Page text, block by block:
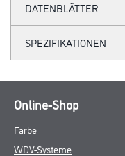
DATENBLÄTTER
SPEZIFIKATIONEN
Online-Shop
Farbe
WDV-Systeme